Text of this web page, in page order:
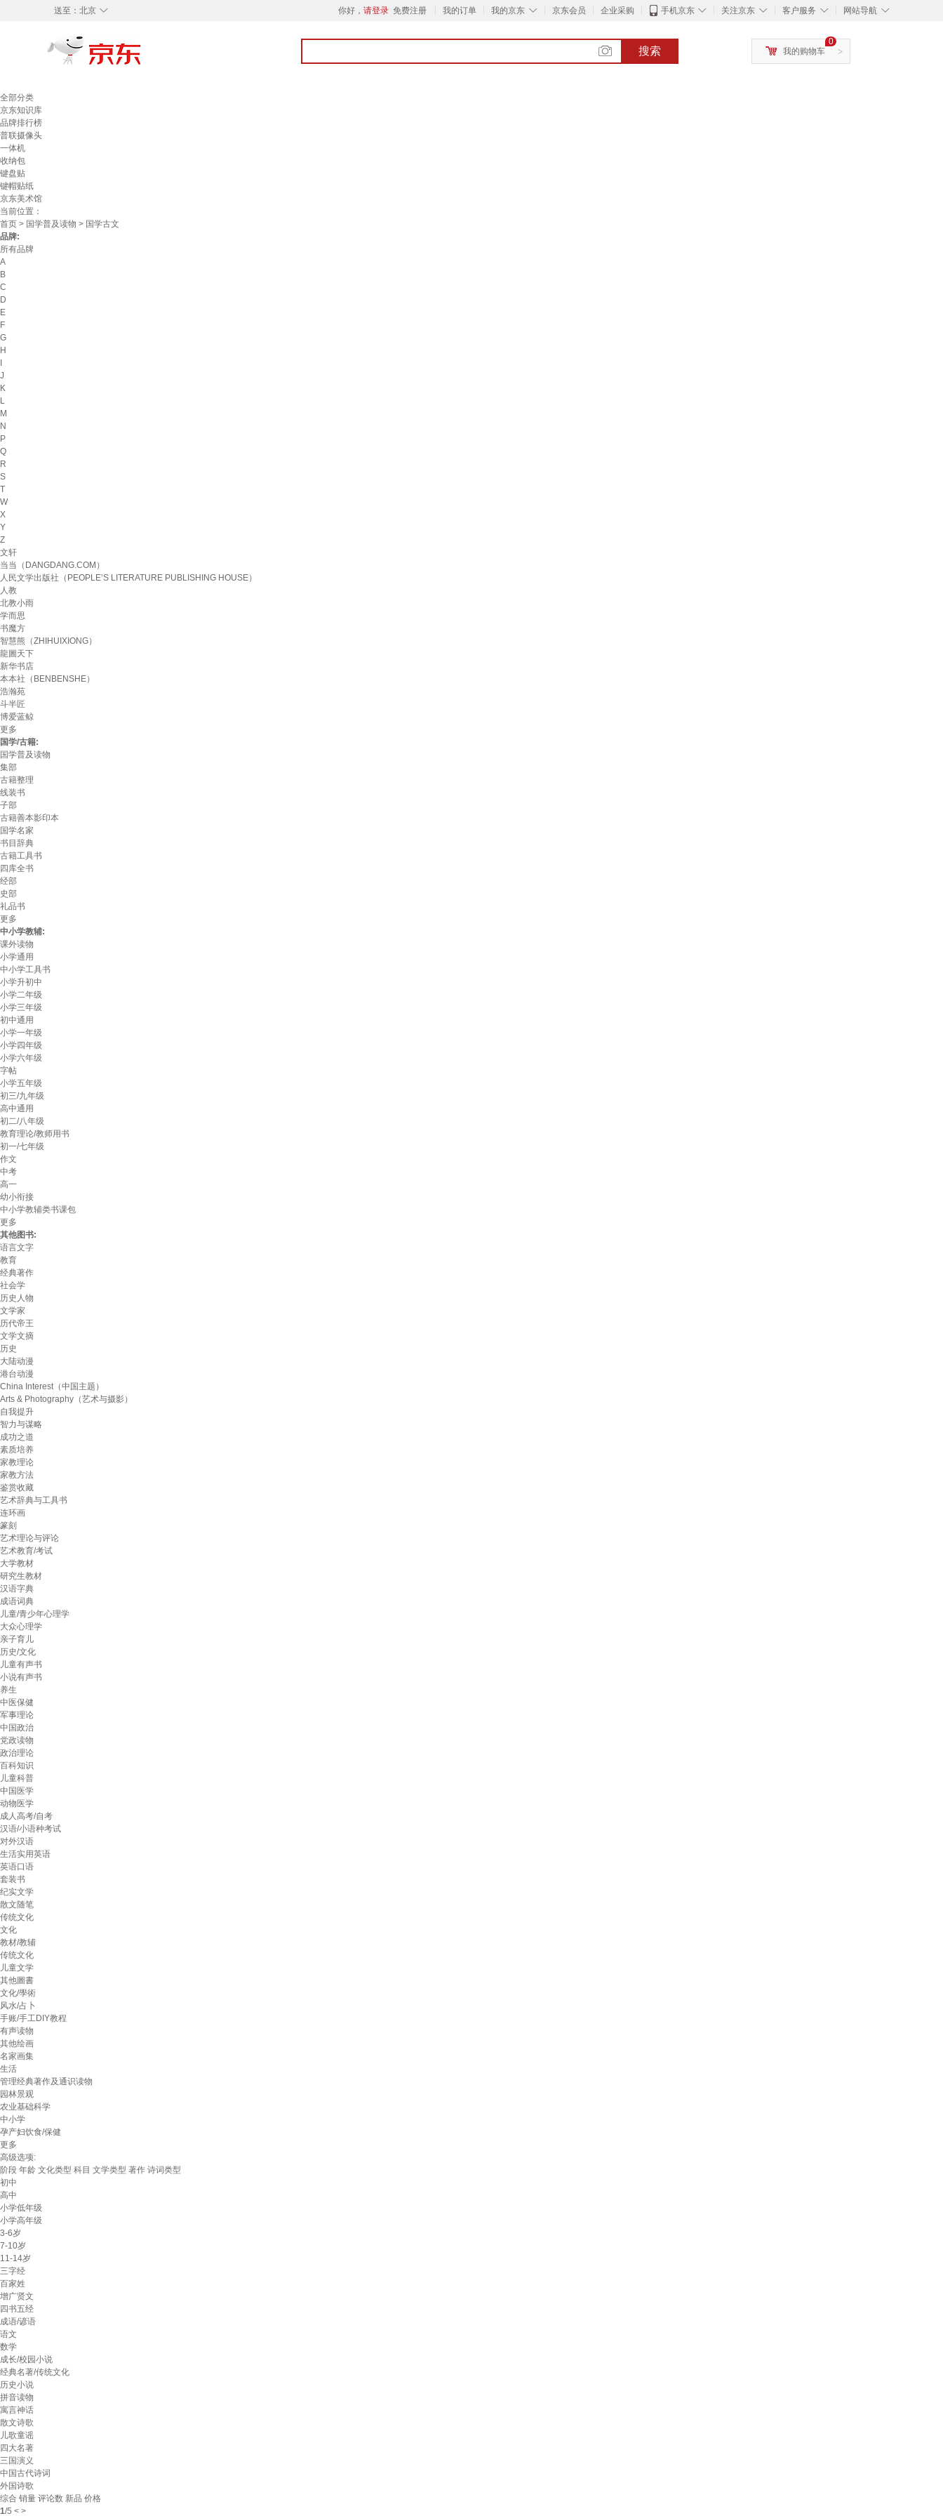
◇
送至： 北京 你好， 请登录 免费注册 我的订单 ◇
我的京东 京东会员 企业采购 ◇
手机京东 ◇
关注京东 ◇
客户服务 ◇
网站导航
搜索 >
0
我的购物车
全部分类
京东知识库
品牌排行榜
普联摄像头
一体机
收纳包
键盘贴
键帽贴纸
京东美术馆
当前位置：
首页 > 国学普及读物 > 国学古文
品牌:
所有品牌
A
B
C
D
E
F
G
H
J
K
L
M
N
P
Q
R
S
T
W
X
Y
Z
文轩
当当（DANGDANG.COM）
人民文学出版社（PEOPLE’S LITERATURE PUBLISHING HOUSE）
人教
北教小雨
学而思
书魔方
智慧熊（ZHIHUIXIONG）
龍圖天下
新华书店
本本社（BENBENSHE）
浩瀚苑
斗半匠
博爱蓝鲸
更多
国学/古籍:
国学普及读物
集部
古籍整理
线装书
子部
古籍善本影印本
国学名家
书目辞典
古籍工具书
四库全书
经部
史部
礼品书
更多
中小学教辅:
课外读物
小学通用
中小学工具书
小学升初中
小学二年级
小学三年级
初中通用
小学一年级
小学四年级
小学六年级
字帖
小学五年级
初三/九年级
高中通用
初二/八年级
教育理论/教师用书
初一/七年级
作文
中考
高一
幼小衔接
中小学教辅类书课包
更多
其他图书:
语言文字
教育
经典著作
社会学
历史人物
文学家
历代帝王
文学文摘
历史
大陆动漫
港台动漫
China Interest（中国主题）
Arts & Photography（艺术与摄影）
自我提升
智力与谋略
成功之道
素质培养
家教理论
家教方法
鉴赏收藏
艺术辞典与工具书
连环画
篆刻
艺术理论与评论
艺术教育/考试
大学教材
研究生教材
汉语字典
成语词典
儿童/青少年心理学
大众心理学
亲子育儿
历史/文化
儿童有声书
小说有声书
养生
中医保健
军事理论
中国政治
党政读物
政治理论
百科知识
儿童科普
中国医学
动物医学
成人高考/自考
汉语/小语种考试
对外汉语
生活实用英语
英语口语
套装书
纪实文学
散文随笔
传统文化
文化
教材/教辅
传统文化
儿童文学
其他圖書
文化/學術
风水/占卜
手账/手工DIY教程
有声读物
其他绘画
名家画集
生活
管理经典著作及通识读物
园林景观
农业基础科学
中小学
孕产妇饮食/保健
更多
高级选项:
阶段 年龄 文化类型 科目 文学类型 著作 诗词类型
初中
高中
小学低年级
小学高年级
3-6岁
7-10岁
11-14岁
三字经
百家姓
增广贤文
四书五经
成语/谚语
语文
数学
成长/校园小说
经典名著/传统文化
历史小说
拼音读物
寓言神话
散文诗歌
儿歌童谣
四大名著
三国演义
中国古代诗词
外国诗歌
综合 销量 评论数 新品 价格
1/5 < >